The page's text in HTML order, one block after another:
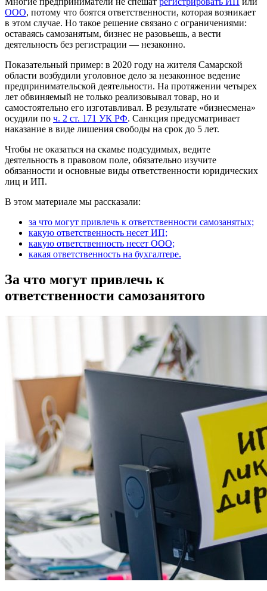
ООО, потому что боятся ответственности, которая возникает
в этом случае. Но такое решение связано с ограничениями:
оставаясь самозанятым, бизнес не разовьешь, а вести
деятельность без регистрации — незаконно.
Показательный пример: в 2020 году на жителя Самарской
области возбудили уголовное дело за незаконное ведение
предпринимательской деятельности. На протяжении четырех
лет обвиняемый не только реализовывал товар, но и
самостоятельно его изготавливал. В результате «бизнесмена»
осудили по ч. 2 ст. 171 УК РФ. Санкция предусматривает
наказание в виде лишения свободы на срок до 5 лет.
Чтобы не оказаться на скамье подсудимых, ведите
деятельность в правовом поле, обязательно изучите
обязанности и основные виды ответственности юридических
лиц и ИП.
В этом материале мы рассказали:
за что могут привлечь к ответственности самозанятых;
какую ответственность несет ИП;
какую ответственность несет ООО;
какая ответственность на бухгалтере.
За что могут привлечь к
ответственности самозанятого